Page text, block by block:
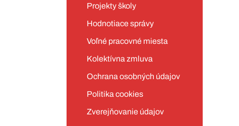
Projekty školy
Hodnotiace správy
Voľné pracovné miesta
Kolektívna zmluva
Ochrana osobných údajov
Politika cookies
Zverejňovanie údajov